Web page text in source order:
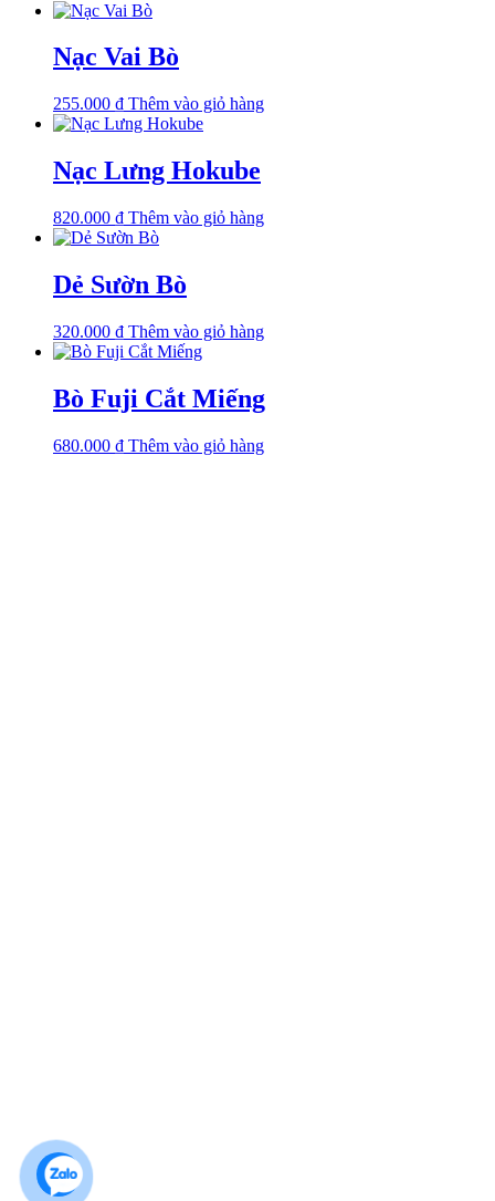
Nạc Vai Bò
255.000 ₫ Thêm vào giỏ hàng
Nạc Lưng Hokube
820.000 ₫ Thêm vào giỏ hàng
Dẻ Sườn Bò
320.000 ₫ Thêm vào giỏ hàng
Bò Fuji Cắt Miếng
680.000 ₫ Thêm vào giỏ hàng
Lượt truy cập